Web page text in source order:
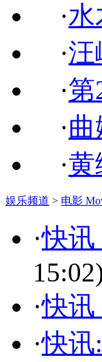
·水
·汪
·第
·曲
·黄
娱乐频道 > 电影
·快讯
·快讯
·快讯